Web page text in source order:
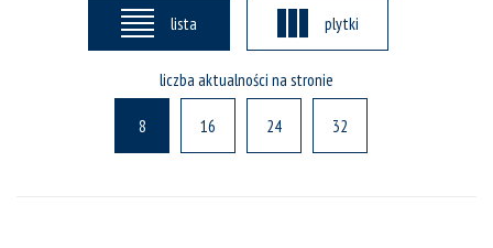
lista plytki
liczba aktualności na stronie
8 16 24 32